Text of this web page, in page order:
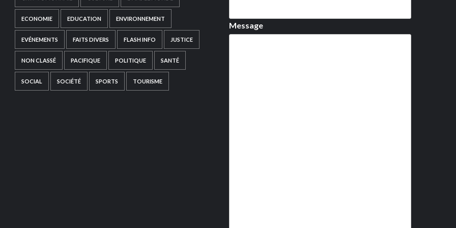
ECONOMIE EDUCATION ENVIRONNEMENT
EVÉNEMENTS FAITS DIVERS FLASH INFO JUSTICE
NON CLASSÉ PACIFIQUE POLITIQUE SANTÉ
SOCIAL SOCIÉTÉ SPORTS TOURISME
Message